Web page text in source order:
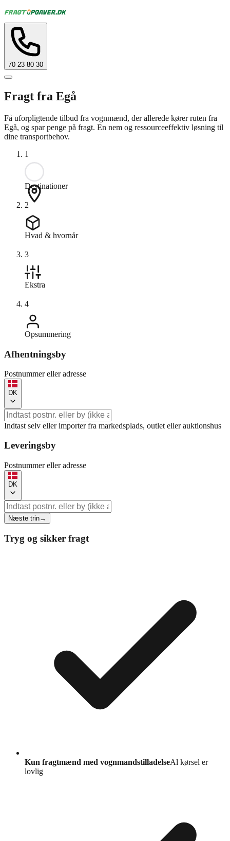
70 23 80 30
Fragt fra Egå
Få uforpligtende tilbud fra vognmænd, der allerede kører ruten fra
Egå, og spar penge på fragt. En nem og ressourceeffektiv løsning til
dine transportbehov.
1
Destinationer
2
Hvad & hvornår
3
Ekstra
4
Opsummering
Afhentningsby
Postnummer eller adresse
DK
Indtast selv eller importer fra markedsplads, outlet eller auktionshus
Leveringsby
Postnummer eller adresse
DK
Næste trin→
Tryg og sikker fragt
Kun fragtmænd med vognmandstilladelseAl kørsel er
lovlig